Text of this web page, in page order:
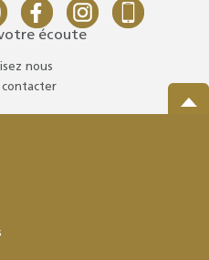
écoute
nous
contacter